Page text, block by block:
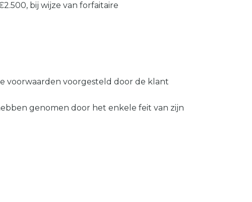
bij wijze van forfaitaire
voorwaarden voorgesteld door de klant
genomen door het enkele feit van zijn